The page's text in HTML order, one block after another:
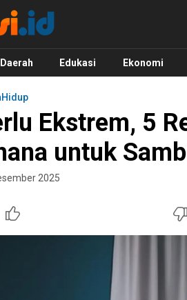
Daerah Edukasi Ekonomi
Ekstrem, 5
untuk
2025